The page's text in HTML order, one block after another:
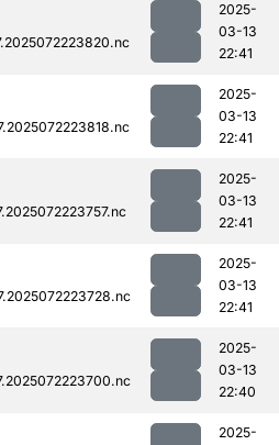
2025-
03-13
22:41
2025-
03-13
22:41
2025-
03-13
22:41
2025-
03-13
22:41
2025-
03-13
22:40
2025-